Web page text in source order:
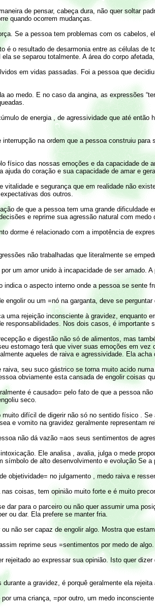
de pensar, cabeça dura, não quer soltar
quando ocorrem mudanças.
Se a pessoa tem problemas com os cabelos,
é o resultado de desarmonia entre as células
se separou totalmente. A área do corpo
em vidas passadas. Foi a pessoa que
ao medo. E no caso da angina, as expressões
de energia , de agressividade que até
na ordem que a pessoa construiu
físico das nossas emoções e da capacidade
do coração e sua capacidade de amar e
vitalidade e segurança que em realidade não
dos outros.
de que a pessoa tem uma grande
e reprime sua agressão natural com medo
dorme é relacionado com a impotência de
não trabalhadas que literalmente se
um amor unido à incapacidade de ser
indica o aspecto interno onde a pessoa se sente
engolir ou um =nó na garganta, deve se
uma rejeição inconsciente à gravidez,
responsabilidades. Nos dois casos, é
e digestão não só de alimentos, mas
estomago terá que viver suas emoções em
aqueles de raiva e agressividade. Ela
seu suco gástrico se torna muito acido
obviamente esta cansada de engolir coisas
é causado= pelo fato de que a pessoa
seco.
difícil de digerir não só no sentido físico .
e vomito na gravidez geralmente representam
não dá vazão =aos seus sentimentos de
Ele analisa , avalia, julga o mede
de alto desenvolvimento e evolução Se
objetividade= no julgamento , medo raiva e
coisas, tem opinião muito forte e é muito
dar para o parceiro ou não quer assumir uma
ou dar. Ela prefere se manter fria.
não ser capaz de engolir algo. Mostra que
reprime seus =sentimentos por medo de algo.
rejeitado ao expressar sua opinião. Isto quer
a gravidez, é porquê geralmente ela
uma criança, =por outro, um medo